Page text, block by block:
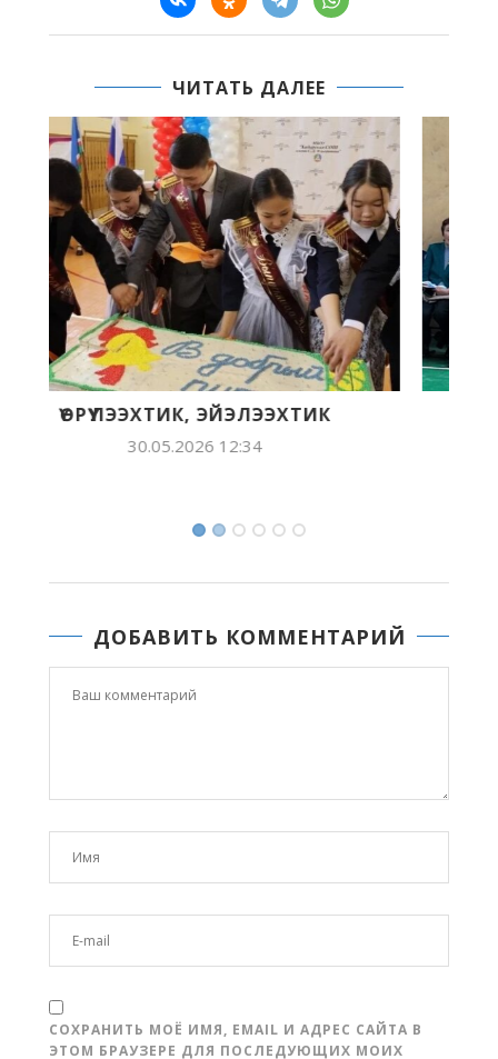
ЧИТАТЬ ДАЛЕЕ
62-С ВЫПУСК
28.05.2026 14:23
ДОБАВИТЬ КОММЕНТАРИЙ
СОХРАНИТЬ МОЁ ИМЯ, EMAIL И АДРЕС САЙТА В
ЭТОМ БРАУЗЕРЕ ДЛЯ ПОСЛЕДУЮЩИХ МОИХ